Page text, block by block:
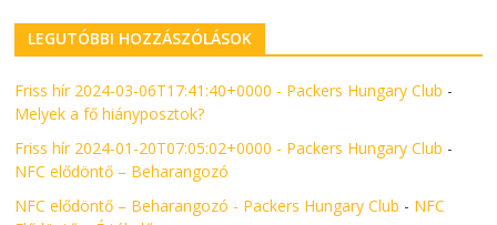
LEGUTÓBBI HOZZÁSZÓLÁSOK
Friss hír 2024-03-06T17:41:40+0000 - Packers Hungary Club -
Melyek a fő hiányposztok?
Friss hír 2024-01-20T07:05:02+0000 - Packers Hungary Club -
NFC elődöntő – Beharangozó
NFC elődöntő – Beharangozó - Packers Hungary Club - NFC